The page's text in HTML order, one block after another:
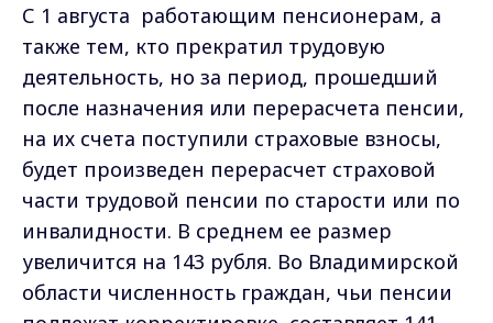
С 1 августа работающим пенсионерам, а
также тем, кто прекратил трудовую
деятельность, но за период, прошедший
после назначения или перерасчета пенсии,
на их счета поступили страховые взносы,
будет произведен перерасчет страховой
части трудовой пенсии по старости или по
инвалидности. В среднем ее размер
увеличится на 143 рубля. Во Владимирской
области численность граждан, чьи пенсии